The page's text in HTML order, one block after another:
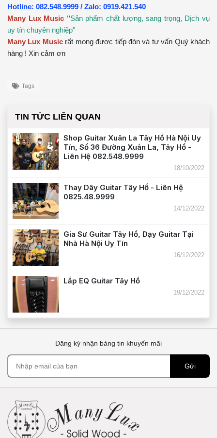
Hotline: 082.548.9999 / Zalo: 0919.421.540
Many Lux Music "Sản phẩm chất lượng, sang trọng, Dịch vụ
uy tín chuyên nghiệp"
Many Lux Music rất mong được tiếp đón và tư vấn Quý khách
hàng ! Xin cảm ơn
Tags
TIN TỨC LIÊN QUAN
Shop Guitar Xuân La Tây Hồ Hà Nội Uy
Tín, Số 36 Đường Xuân La, Tây Hồ -
Liên Hệ 082.548.9999
18/10/2022
Thay Dây Guitar Tây Hồ - Liên Hệ
0825.48.9999
14/12/2022
Gia Sư Guitar Tây Hồ, Dạy Guitar Tại
Nhà Hà Nội Uy Tín
16/12/2022
Lắp EQ Guitar Tây Hồ
19/12/2022
Đăng ký nhận bảng tin khuyến mãi
Gửi